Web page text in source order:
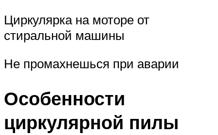
Циркулярка на моторе от
стиральной машины
Не промахнешься при аварии
Особенности
циркулярной пилы